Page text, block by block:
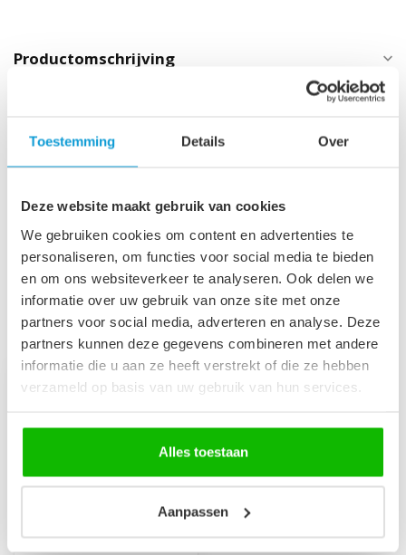
Toestemming Details Over
Deze website maakt gebruik van cookies
We gebruiken cookies om content en advertenties te
personaliseren, om functies voor social media te bieden
en om ons websiteverkeer te analyseren. Ook delen we
informatie over uw gebruik van onze site met onze
partners voor social media, adverteren en analyse. Deze
partners kunnen deze gegevens combineren met andere
informatie die u aan ze heeft verstrekt of die ze hebben
verzameld op basis van uw gebruik van hun services.
Alles toestaan
Aanpassen
Productomschrijving
Maak je aankoop compleet
Wastafelkraan Rosa -
Op voorraad
€69,95
Recent bekeken
-15%